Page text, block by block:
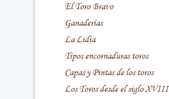
El Toro Bravo
Ganaderías
La Lidia
Tipos encornaduras toros
Capas y Pintas de los toros
Los Toros desde el siglo XVIII